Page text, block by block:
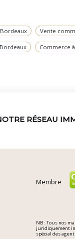
Vente
Commerce
RÉSEAU
Membre
NB : Tous nos
juridiquement
spécial des